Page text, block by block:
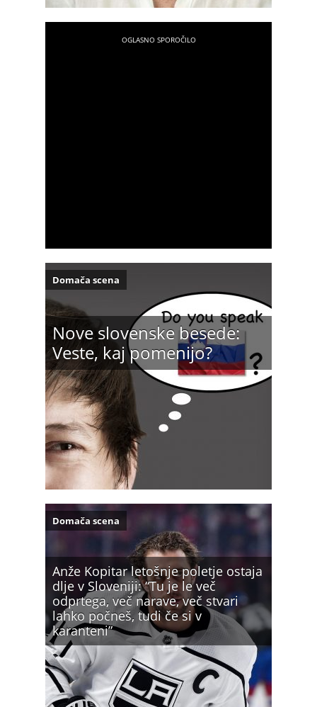
Nove slovenske besede:
Veste, kaj pomenijo?
Domača scena
Anže Kopitar letošnje poletje ostaja
dlje v Sloveniji: “Tu je le več
odprtega, več narave, več stvari
lahko počneš, tudi če si v
karanteni”
Domača scena